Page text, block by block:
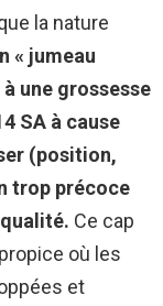
la nature
« jumeau
une grossesse
SA à cause
(position,
trop précoce
Ce cap
où les
et